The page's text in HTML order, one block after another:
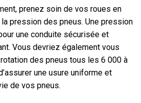
prenez soin de vos roues en
pression des pneus. Une pression
une conduite sécurisée et
Vous devriez également vous
des pneus tous les 6 000 à
une usure uniforme et
de vos pneus.